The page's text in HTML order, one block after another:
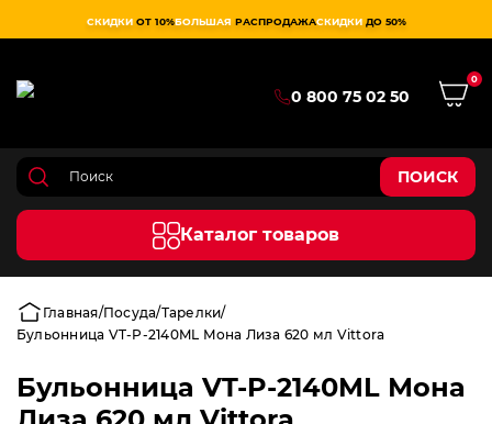
СКИДКИ ОТ 10%БОЛЬШАЯ РАСПРОДАЖАСКИДКИ ДО 50%
0 800 75 02 50
0
ПОИСК
Каталог товаров
Главная Посуда Тарелки
Бульонница VT-P-2140ML Мона Лиза 620 мл Vittora
Бульонница VT-P-2140ML Мона